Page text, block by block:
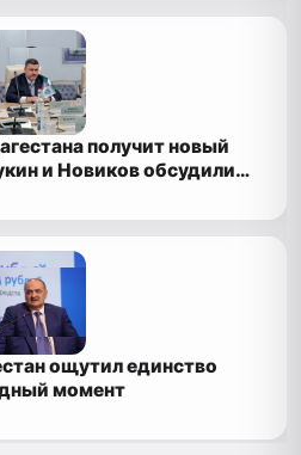
получит новый
и Новиков обсудили
ощутил единство
момент